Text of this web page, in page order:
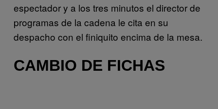
espectador y a los tres minutos el director de
programas de la cadena le cita en su
despacho con el finiquito encima de la mesa.
CAMBIO DE FICHAS